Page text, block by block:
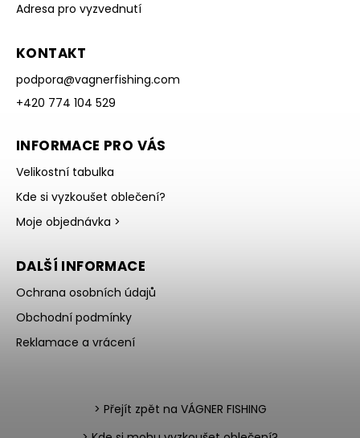
Adresa pro vyzvednutí
KONTAKT
podpora@vagnerfishing.com
+420 774 104 529
INFORMACE PRO VÁS
Velikostní tabulka
Kde si vyzkoušet oblečení?
Moje objednávka >
DALŠÍ INFORMACE
Ochrana osobních údajů
Obchodní podmínky
Reklamace a vrácení
> Přejít zpět na VÁGNER FISHING